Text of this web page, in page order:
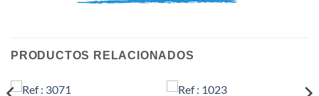
PRODUCTOS RELACIONADOS